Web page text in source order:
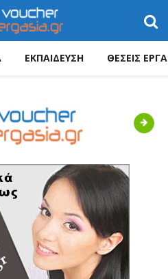
ΕΚΠΑΙΔΕΥΣΗ ΘΕΣΕΙΣ
Next